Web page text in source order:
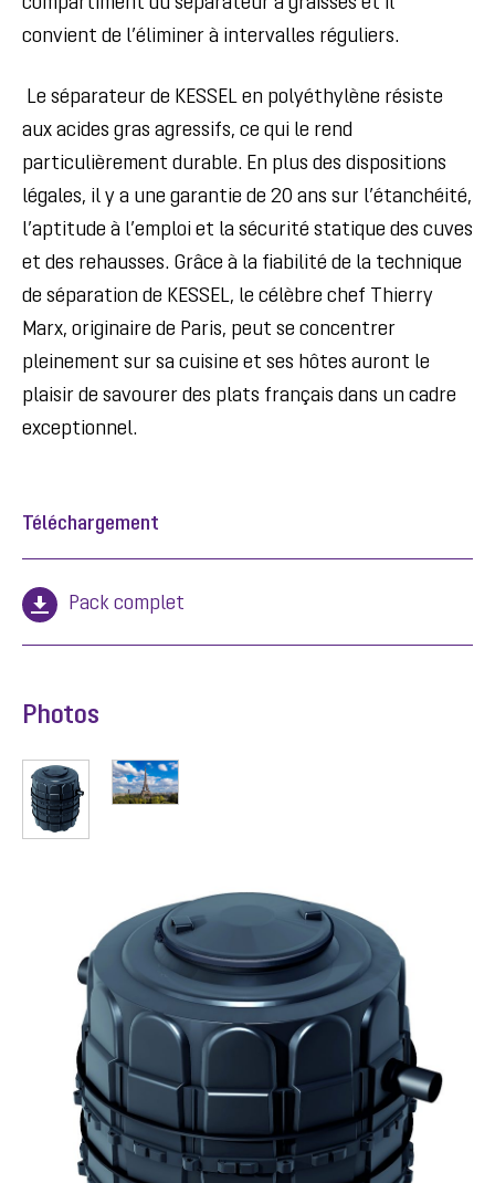
convient de l’éliminer à intervalles réguliers.
Le séparateur de KESSEL en polyéthylène résiste
aux acides gras agressifs, ce qui le rend
particulièrement durable. En plus des dispositions
légales, il y a une garantie de 20 ans sur l’étanchéité,
l’aptitude à l’emploi et la sécurité statique des cuves
et des rehausses. Grâce à la fiabilité de la technique
de séparation de KESSEL, le célèbre chef Thierry
Marx, originaire de Paris, peut se concentrer
pleinement sur sa cuisine et ses hôtes auront le
plaisir de savourer des plats français dans un cadre
exceptionnel.
Téléchargement
Pack complet
Photos